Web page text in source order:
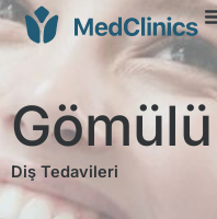
Diş Tedavileri